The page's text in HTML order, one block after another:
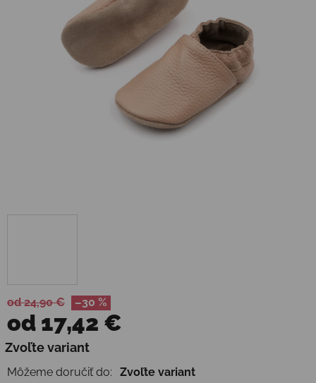
od 24,90 € –30 %
od 17,42 €
Jednotková cena:
Zvoľte variant
Môžeme doručiť do:
Zvoľte variant